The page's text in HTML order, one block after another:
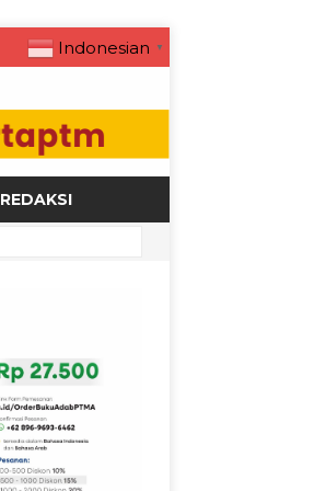
Indonesian ▼
REDAKSI